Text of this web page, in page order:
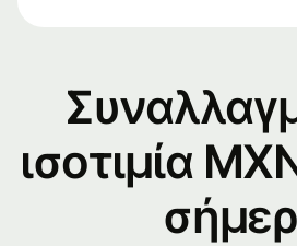
ισοτιμία